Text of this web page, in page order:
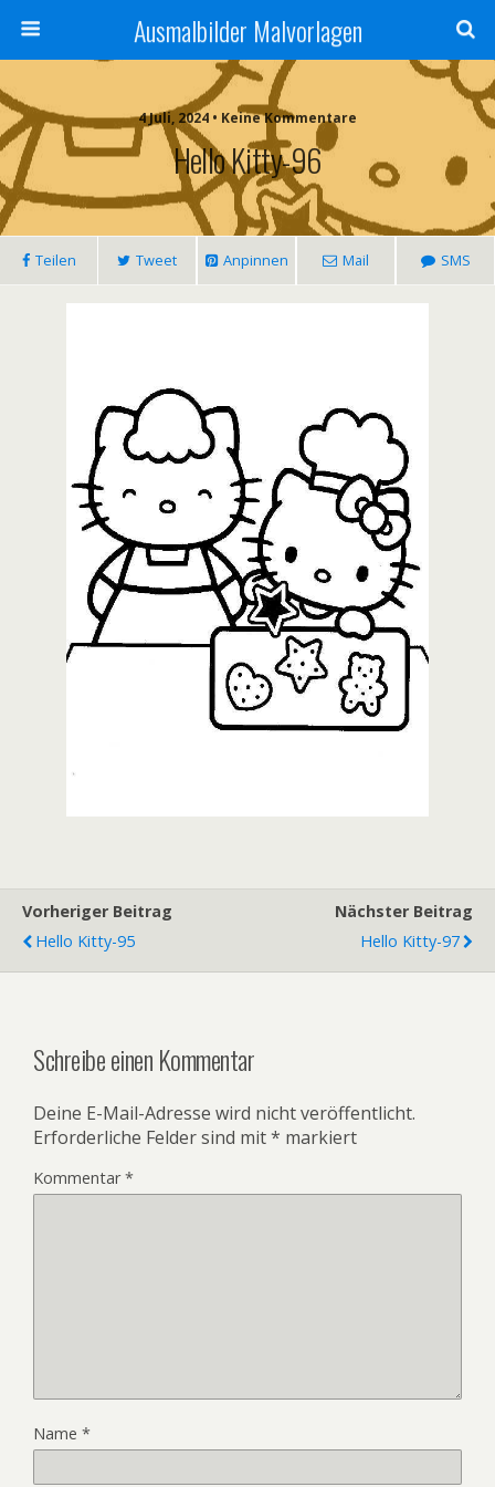
Ausmalbilder Malvorlagen
4 Juli, 2024 • Keine Kommentare
Hello Kitty-96
Teilen Tweet Anpinnen Mail SMS
Vorheriger Beitrag
Hello Kitty-95
Nächster Beitrag
Hello Kitty-97
Schreibe einen Kommentar
Deine E-Mail-Adresse wird nicht veröffentlicht.
Erforderliche Felder sind mit* markiert
Kommentar*
Name *